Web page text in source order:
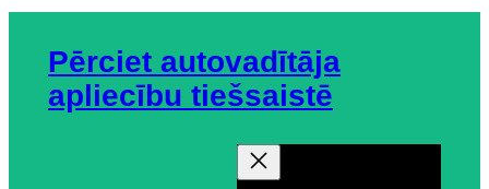
Pērciet autovadītāja
apliecību tiešsaistē